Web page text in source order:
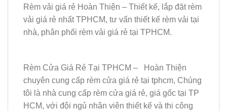
Rèm vải giá rẻ Hoàn Thiện – Thiết kế, lắp đặt rèm
vải giá rẻ nhất TPHCM, tư vấn thiết kế rèm vải tại
nhà, phân phối rèm vải giá rẻ tại TPHCM.
Rèm Cửa Giá Rẻ Tại TPHCM – Hoàn Thiện
chuyên cung cấp rèm cửa giá rẻ tại tphcm, Chúng
tôi là nhà cung cấp rèm cửa giá rẻ, giá gốc tại TP
HCM, với đội ngủ nhân viên thiết kế và thi công